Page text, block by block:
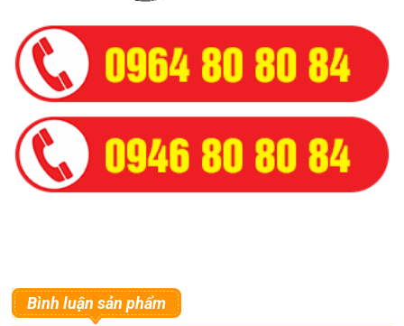
Bình luận sản phẩm